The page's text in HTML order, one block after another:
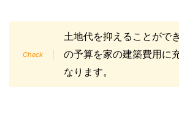
土地代を抑えることがで
の予算を家の建築費用に
なります。